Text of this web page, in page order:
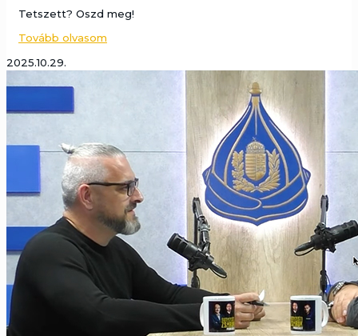
Tetszett? Oszd meg!
Tovább olvasom
2025.10.29.